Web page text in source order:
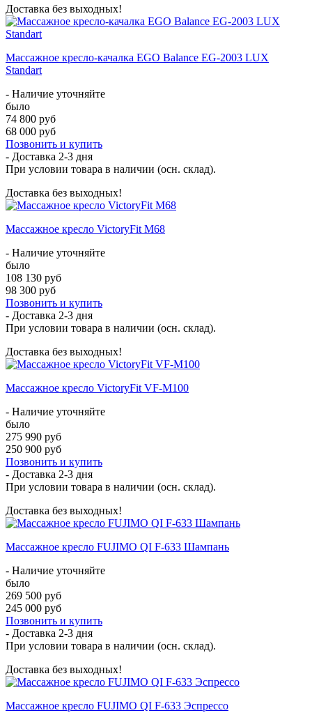
Доставка без выходных!
Массажное кресло-качалка EGO Balance EG-2003 LUX
Standart
- Наличие уточняйте
было
74 800 руб
68 000 руб
Позвонить и купить
- Доставка 2-3 дня
При условии товара в наличии (осн. склад).
Доставка без выходных!
Массажное кресло VictoryFit M68
- Наличие уточняйте
было
108 130 руб
98 300 руб
Позвонить и купить
- Доставка 2-3 дня
При условии товара в наличии (осн. склад).
Доставка без выходных!
Массажное кресло VictoryFit VF-M100
- Наличие уточняйте
было
275 990 руб
250 900 руб
Позвонить и купить
- Доставка 2-3 дня
При условии товара в наличии (осн. склад).
Доставка без выходных!
Массажное кресло FUJIMO QI F-633 Шампань
- Наличие уточняйте
было
269 500 руб
245 000 руб
Позвонить и купить
- Доставка 2-3 дня
При условии товара в наличии (осн. склад).
Доставка без выходных!
Массажное кресло FUJIMO QI F-633 Эспрессо